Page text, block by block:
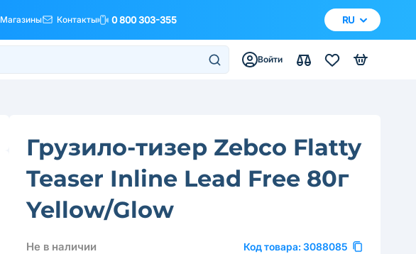
Магазины Контакты 0 800 303-355 RU
Войти
Грузило-тизер Zebco Flatty
Teaser Inline Lead Free 80г
Yellow/Glow
Не в наличии Код товара: 3088085